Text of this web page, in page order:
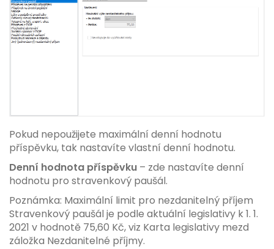
Pokud nepoužijete maximální denní hodnotu
příspěvku, tak nastavíte vlastní denní hodnotu.
Denní hodnota příspěvku – zde nastavíte denní
hodnotu pro stravenkový paušál.
Poznámka: Maximální limit pro nezdanitelný příjem
Stravenkový paušál je podle aktuální legislativy k 1. 1.
2021 v hodnotě 75,60 Kč, viz Karta legislativy mezd
záložka Nezdanitelné příjmy.